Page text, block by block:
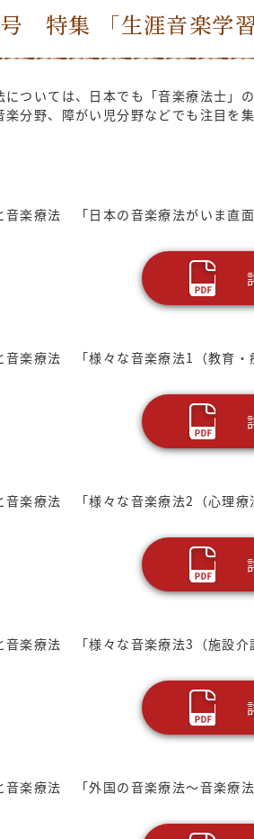
特集 「生涯音楽学習
については、日本でも「音楽療法士
楽分野、障がい児分野などでも注目を
音楽療法 「日本の音楽療法がいま直
音楽療法 「様々な音楽療法1（教育
音楽療法 「様々な音楽療法2（心理
音楽療法 「様々な音楽療法3（施設
音楽療法 「外国の音楽療法～音楽